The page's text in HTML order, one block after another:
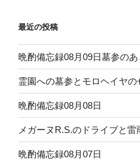
ー
シ
ョ
ン
最近の投稿
晩酌備忘録08月09日墓参の
霊園への墓参とモロヘイヤ
晩酌備忘録08月08日
メガーヌR.S.のドライブと雷
晩酌備忘録08月07日